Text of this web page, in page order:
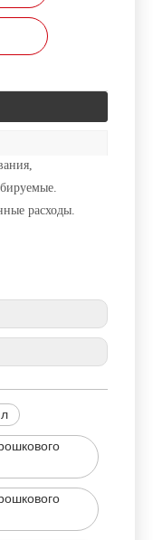
расходы.